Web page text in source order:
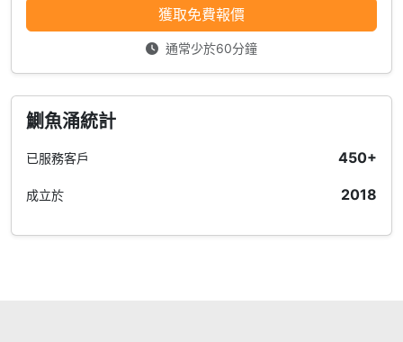
獲取免費報價
通常少於60分鐘
鰂魚涌統計
已服務客戶 450+
成立於 2018